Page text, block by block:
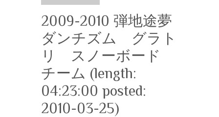
2009-2010 弾地途夢
ダンチズム グラト
リ スノーボード
チーム (length:
04:23:00 posted:
2010-03-25)